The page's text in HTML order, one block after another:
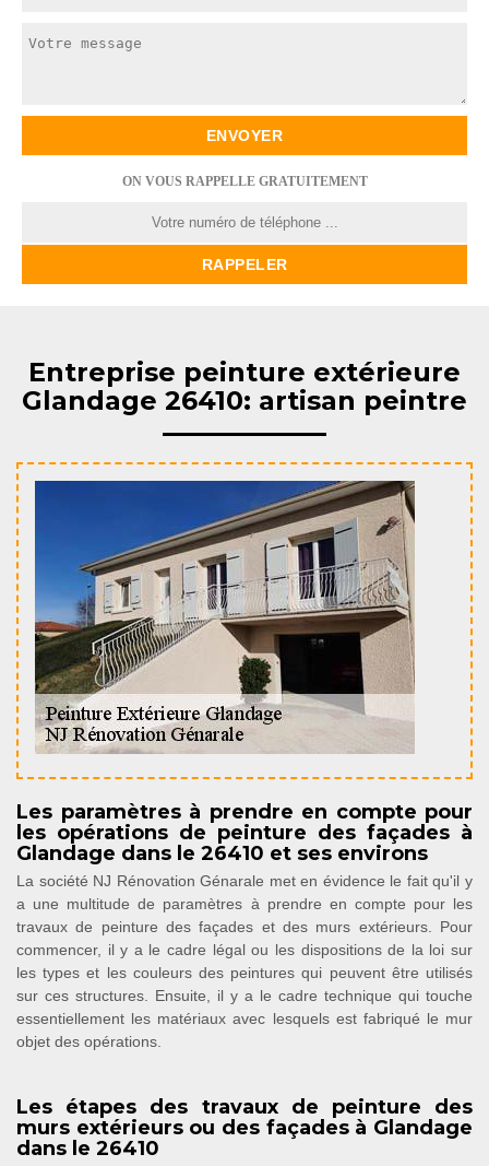
ON VOUS RAPPELLE GRATUITEMENT
Entreprise peinture extérieure
Glandage 26410: artisan peintre
Les paramètres à prendre en compte pour
les opérations de peinture des façades à
Glandage dans le 26410 et ses environs
La société NJ Rénovation Génarale met en évidence le fait qu'il y
a une multitude de paramètres à prendre en compte pour les
travaux de peinture des façades et des murs extérieurs. Pour
commencer, il y a le cadre légal ou les dispositions de la loi sur
les types et les couleurs des peintures qui peuvent être utilisés
sur ces structures. Ensuite, il y a le cadre technique qui touche
essentiellement les matériaux avec lesquels est fabriqué le mur
objet des opérations.
Les étapes des travaux de peinture des
murs extérieurs ou des façades à Glandage
dans le 26410